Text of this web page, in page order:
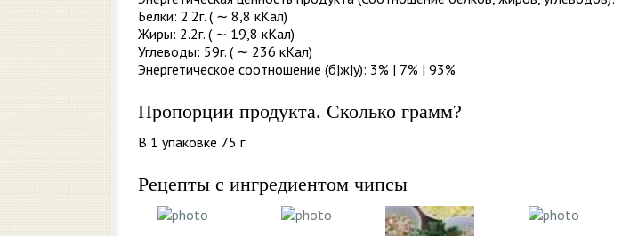
Белки: 2.2г. ( ∼ 8,8 кКал)
Жиры: 2.2г. ( ∼ 19,8 кКал)
Углеводы: 59г. ( ∼ 236 кКал)
Энергетическое соотношение (б|ж|у): 3% | 7% | 93%
Пропорции продукта. Сколько грамм?
В 1 упаковке 75 г.
Рецепты с ингредиентом чипсы